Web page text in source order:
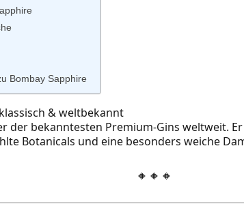
Bombay Sapphire
& weltbekannt
der bekanntesten Premium‑Gins weltweit.
Botanicals und eine besonders weiche
🔸🔸🔸